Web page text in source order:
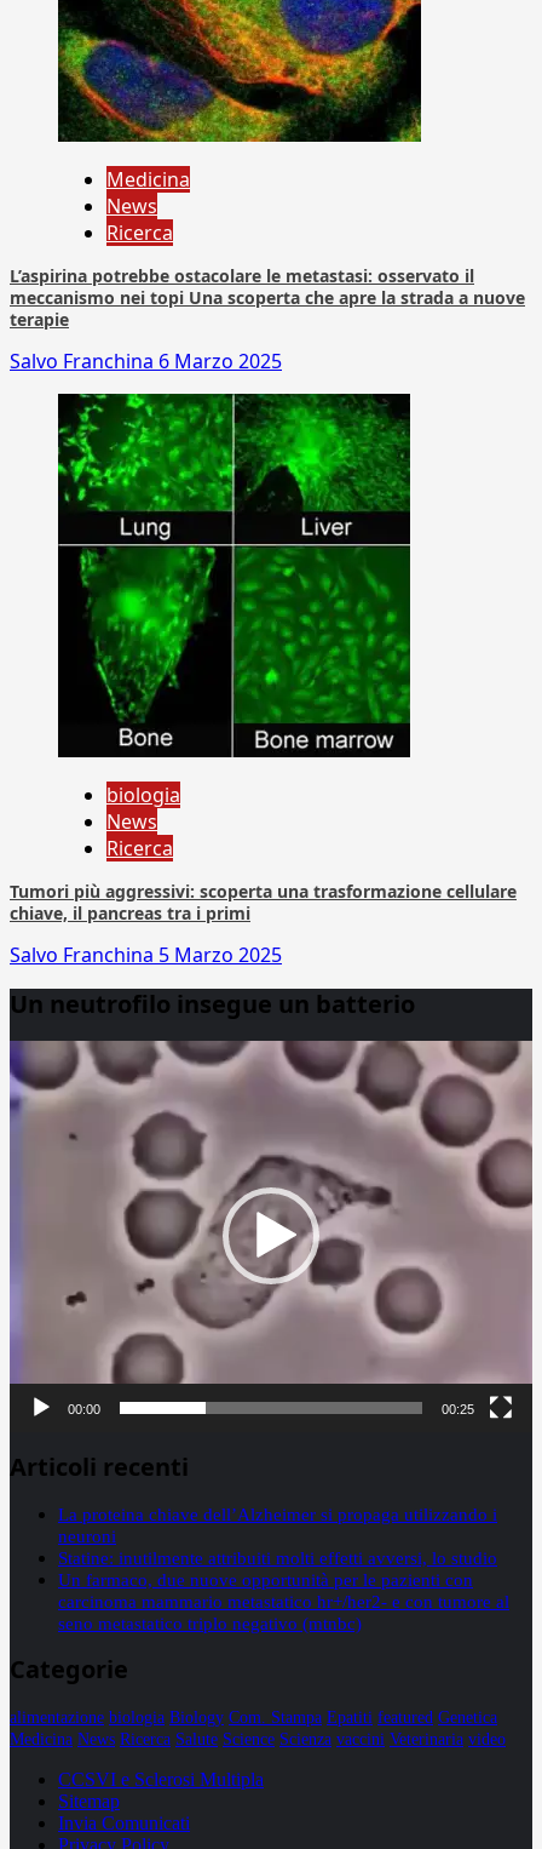
Medicina
News
Ricerca
L’aspirina potrebbe ostacolare le metastasi: osservato il
meccanismo nei topi Una scoperta che apre la strada a nuove
terapie
Salvo Franchina 6 Marzo 2025
biologia
News
Ricerca
Tumori più aggressivi: scoperta una trasformazione cellulare
chiave, il pancreas tra i primi
Salvo Franchina 5 Marzo 2025
Un neutrofilo insegue un batterio
Player
00:00 00:25
Articoli recenti
La proteina chiave dell’Alzheimer si propaga utilizzando i
neuroni
Statine: inutilmente attribuiti molti effetti avversi, lo studio
Un farmaco, due nuove opportunità per le pazienti con
carcinoma mammario metastatico hr+/her2- e con tumore al
seno metastatico triplo negativo (mtnbc)
Categorie
alimentazione biologia Biology Com. Stampa Epatiti featured Genetica
Medicina News Ricerca Salute Science Scienza vaccini Veterinaria video
CCSVI e Sclerosi Multipla
Sitemap
Invia Comunicati
Privacy Policy